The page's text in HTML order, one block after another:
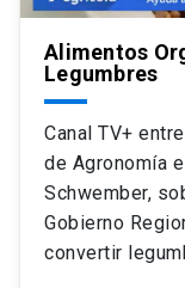
Alimentos
Legumbres
Canal TV+
de Agronomía
Schwember,
Gobierno
convertir